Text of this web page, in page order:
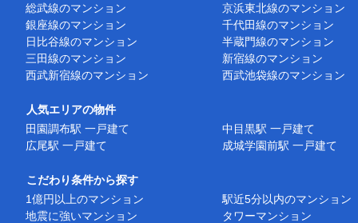
総武線のマンション
京浜東北線のマンション
銀座線のマンション
千代田線のマンション
日比谷線のマンション
半蔵門線のマンション
三田線のマンション
新宿線のマンション
西武新宿線のマンション
西武池袋線のマンション
人気エリアの物件
田園調布駅 一戸建て
中目黒駅 一戸建て
広尾駅 一戸建て
成城学園前駅 一戸建て
こだわり条件から探す
1億円以上のマンション
駅近5分以内のマンション
地震に強いマンション
タワーマンション